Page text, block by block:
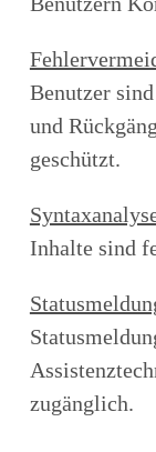
Benutzer
und
geschützt.
Inhalte sind
zugänglich.